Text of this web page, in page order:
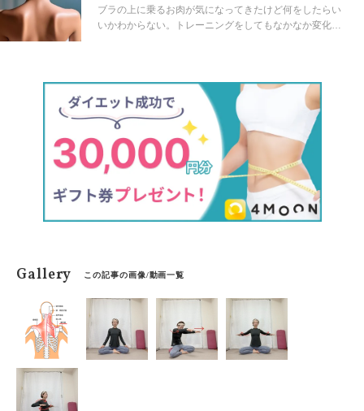
ブラの上に乗るお肉が気になってきたけど何をしたらい
いかわからない。トレーニングをしてもなかなか変化を
Gallery この記事の画像/動画一覧